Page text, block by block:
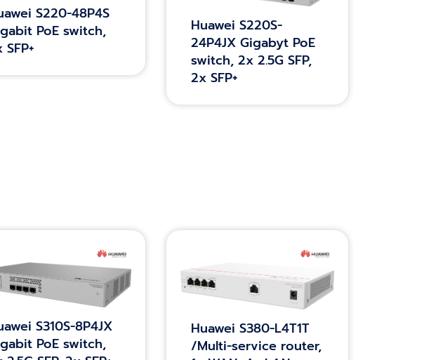
S220-48P4S
PoE switch,
Huawei S220S-
24P4JX Gigabyt PoE
switch, 2x 2.5G SFP,
2x SFP+
S310S-8P4JX
PoE switch,
Huawei S380-L4T1T
/Multi-service router,